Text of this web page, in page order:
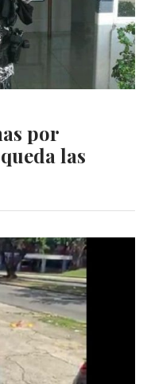
por
las